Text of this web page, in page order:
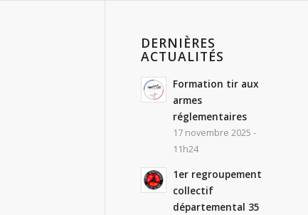
DERNIÈRES
ACTUALITÉS
Formation tir aux
armes
réglementaires
17 novembre 2025 -
11h24
1er regroupement
collectif
départemental 35